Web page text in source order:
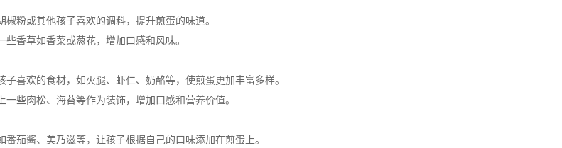
粉或其他孩子喜欢的调料，提升煎蛋的味道。
香草如香菜或葱花，增加口感和风味。
欢的食材，如火腿、虾仁、奶酪等，使煎蛋更加丰富多样。
些肉松、海苔等作为装饰，增加口感和营养价值。
茄酱、美乃滋等，让孩子根据自己的口味添加在煎蛋上。